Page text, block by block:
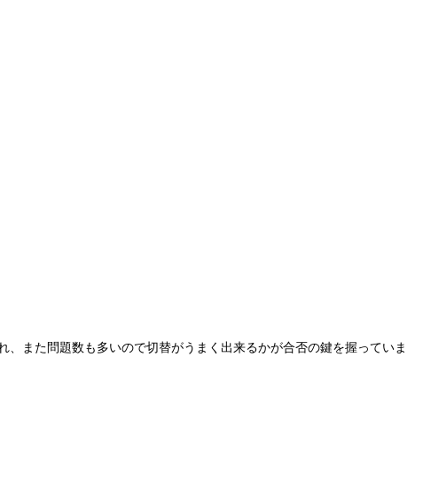
また問題数も多いので切替がうまく出来るかが合否の鍵を握っていま